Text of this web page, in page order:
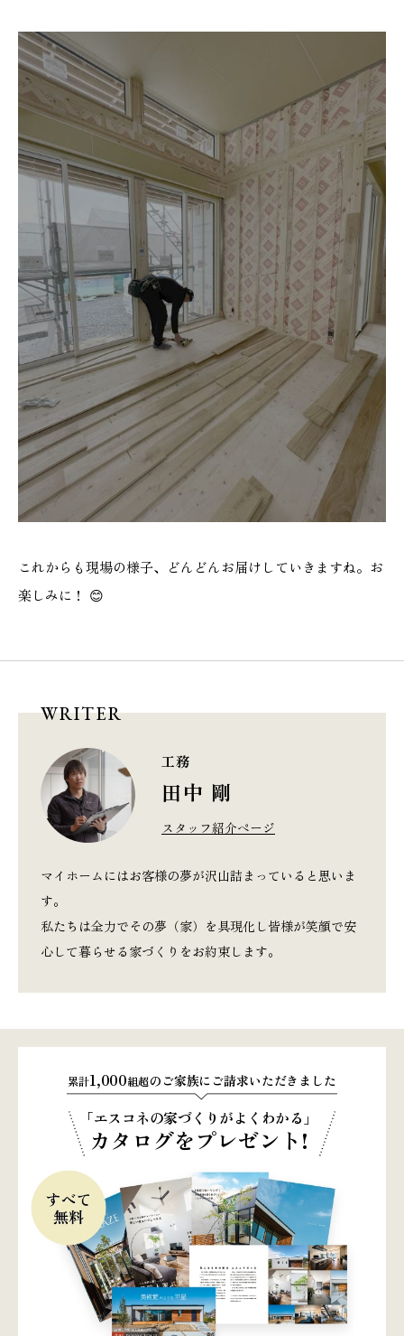
これからも現場の様子、どんどんお届けしていきますね。お
楽しみに！ 😊
WRITER
工務
田中 剛
スタッフ紹介ページ
マイホームにはお客様の夢が沢山詰まっていると思いま
す。
私たちは全力でその夢（家）を具現化し皆様が笑顔で安
心して暮らせる家づくりをお約束します。
累計1,000組超のご家族にご請求いただきました
「エスコネの家づくりがよくわかる」
カタログをプレゼント!